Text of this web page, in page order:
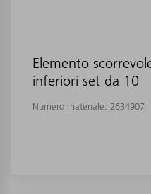
Elemento
inferiori set da 10
Numero materiale: 2634907